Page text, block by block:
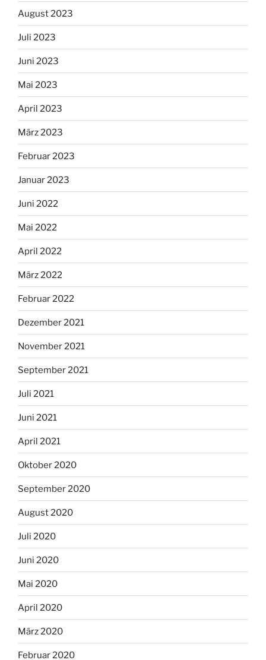
August 2023
Juli 2023
Juni 2023
Mai 2023
April 2023
März 2023
Februar 2023
Januar 2023
Juni 2022
Mai 2022
April 2022
März 2022
Februar 2022
Dezember 2021
November 2021
September 2021
Juli 2021
Juni 2021
April 2021
Oktober 2020
September 2020
August 2020
Juli 2020
Juni 2020
Mai 2020
April 2020
März 2020
Februar 2020